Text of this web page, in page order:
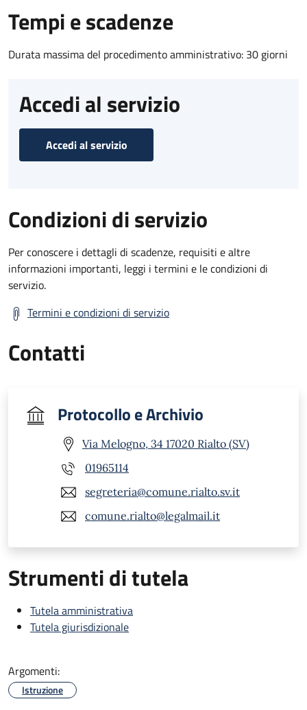
Tempi e scadenze
Durata massima del procedimento amministrativo: 30 giorni
Accedi al servizio
Accedi al servizio
Condizioni di servizio
Per conoscere i dettagli di scadenze, requisiti e altre
informazioni importanti, leggi i termini e le condizioni di
servizio.
Termini e condizioni di servizio
Contatti
Protocollo e Archivio
Via Melogno, 34 17020 Rialto (SV)
01965114
segreteria@comune.rialto.sv.it
comune.rialto@legalmail.it
Strumenti di tutela
Tutela amministrativa
Tutela giurisdizionale
Argomenti:
Istruzione